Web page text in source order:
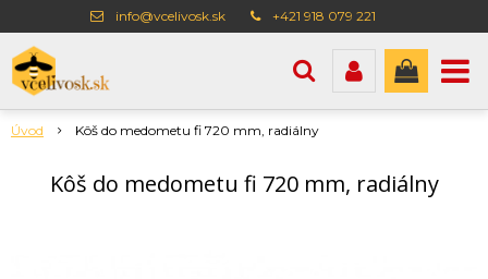
info@vcelivosk.sk +421 918 079 221
Úvod Kôš do medometu fi 720 mm, radiálny
Kôš do medometu fi 720 mm, radiálny